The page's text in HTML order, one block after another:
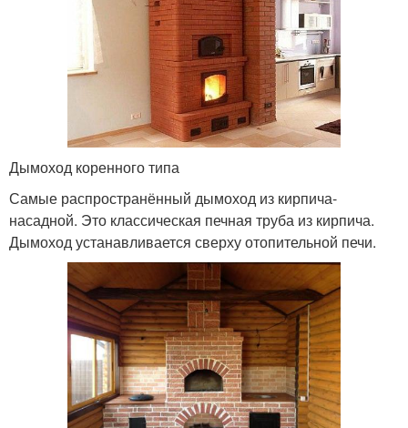
Дымоход коренного типа
Самые распространённый дымоход из кирпича-
насадной. Это классическая печная труба из кирпича.
Дымоход устанавливается сверху отопительной печи.